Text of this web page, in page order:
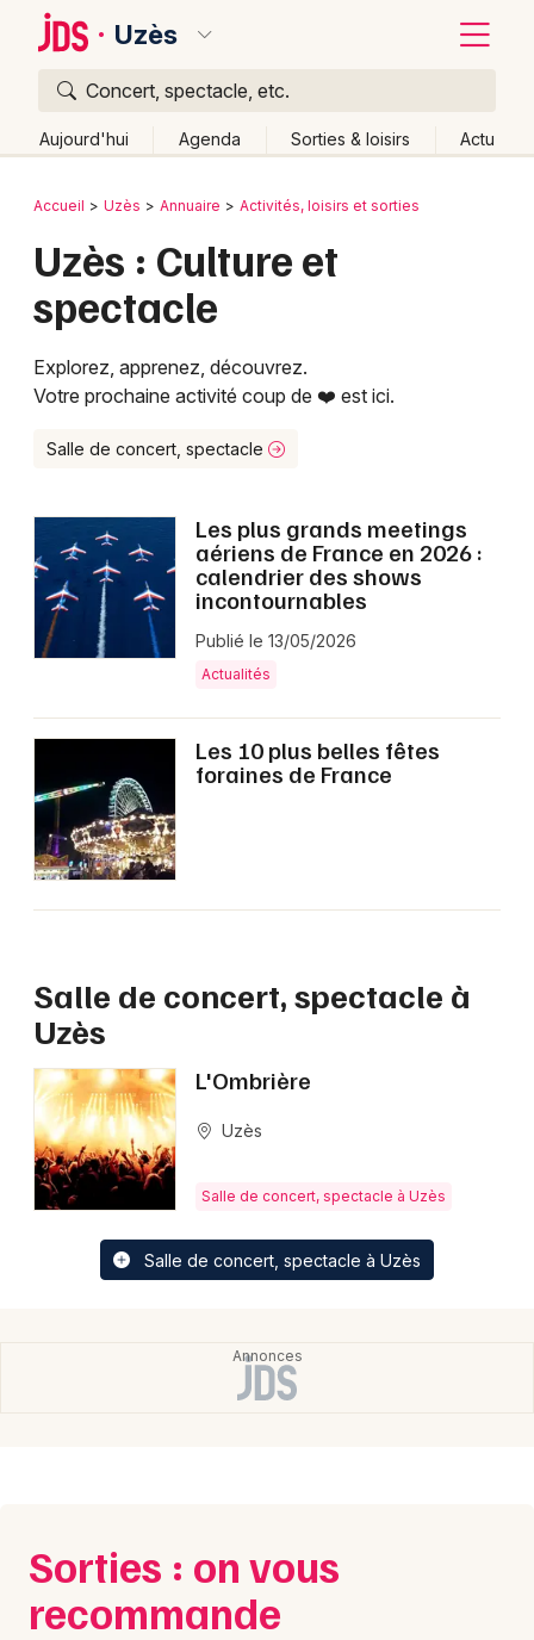
Uzès
Concert, spectacle, etc.
Aujourd'hui Agenda Sorties & loisirs Actu
Publier un événement
Grands événements
Activité & Expérience
Foires & salons
Spectacles
Concerts
Sorties famille
Expos
Culture et spectacle dans le Gard
Culture et spectacle en Languedoc-Roussillon
Culture et spectacle en Occitanie
Newsletter des sorties
Bordeaux
Colmar
Lyon
Marseille
Montpellier
Nantes
Nice
Strasbourg
Toulouse
Toutes les villes
Retour
Accueil Uzès Annuaire Activités, loisirs et sorties
Uzès : Culture et
spectacle
Explorez, apprenez, découvrez.
Votre prochaine activité coup de ❤️ est ici.
Salle de concert, spectacle
Les plus grands meetings
aériens de France en 2026 :
calendrier des shows
incontournables
Publié le 13/05/2026
Actualités
Les 10 plus belles fêtes
foraines de France
Salle de concert, spectacle à
Uzès
L'Ombrière
Uzès
Salle de concert, spectacle à Uzès
Salle de concert, spectacle à Uzès
Sorties : on vous
recommande
Quoi ?
Où ?
Partout
Près de moi Changer de lieu
Quand ?
Aujourd'hui